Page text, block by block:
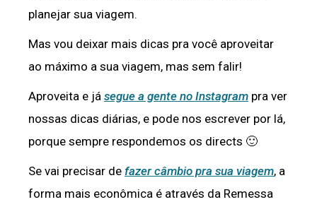
planejar sua viagem.
Mas vou deixar mais dicas pra você aproveitar
ao máximo a sua viagem, mas sem falir!
Aproveita e já segue a gente no Instagram pra ver
nossas dicas diárias, e pode nos escrever por lá,
porque sempre respondemos os directs 🙂
Se vai precisar de fazer câmbio pra sua viagem, a
forma mais econômica é através da Remessa